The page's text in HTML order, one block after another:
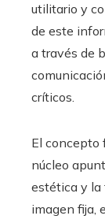
utilitario y
de este
a través de
críticos.
El concepto
núcleo
estética y la
imagen fija,